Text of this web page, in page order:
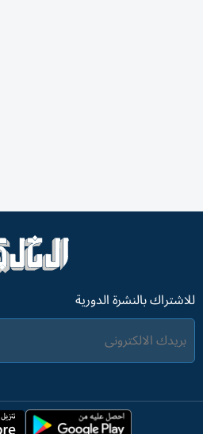
للاشتراك بالنشرة الدورية